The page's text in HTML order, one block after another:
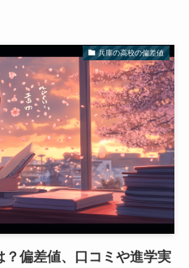
兵庫の高校の偏差値
偏差値、口コミや進学実